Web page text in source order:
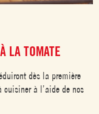
LA TOMATE
dès la première
à l’aide de nos